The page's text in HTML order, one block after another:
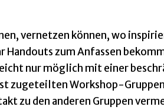
vernetzen können, wo
zum Anfassen
nur möglich mit einer
zugeteilten Workshop-
zu den anderen Gruppen